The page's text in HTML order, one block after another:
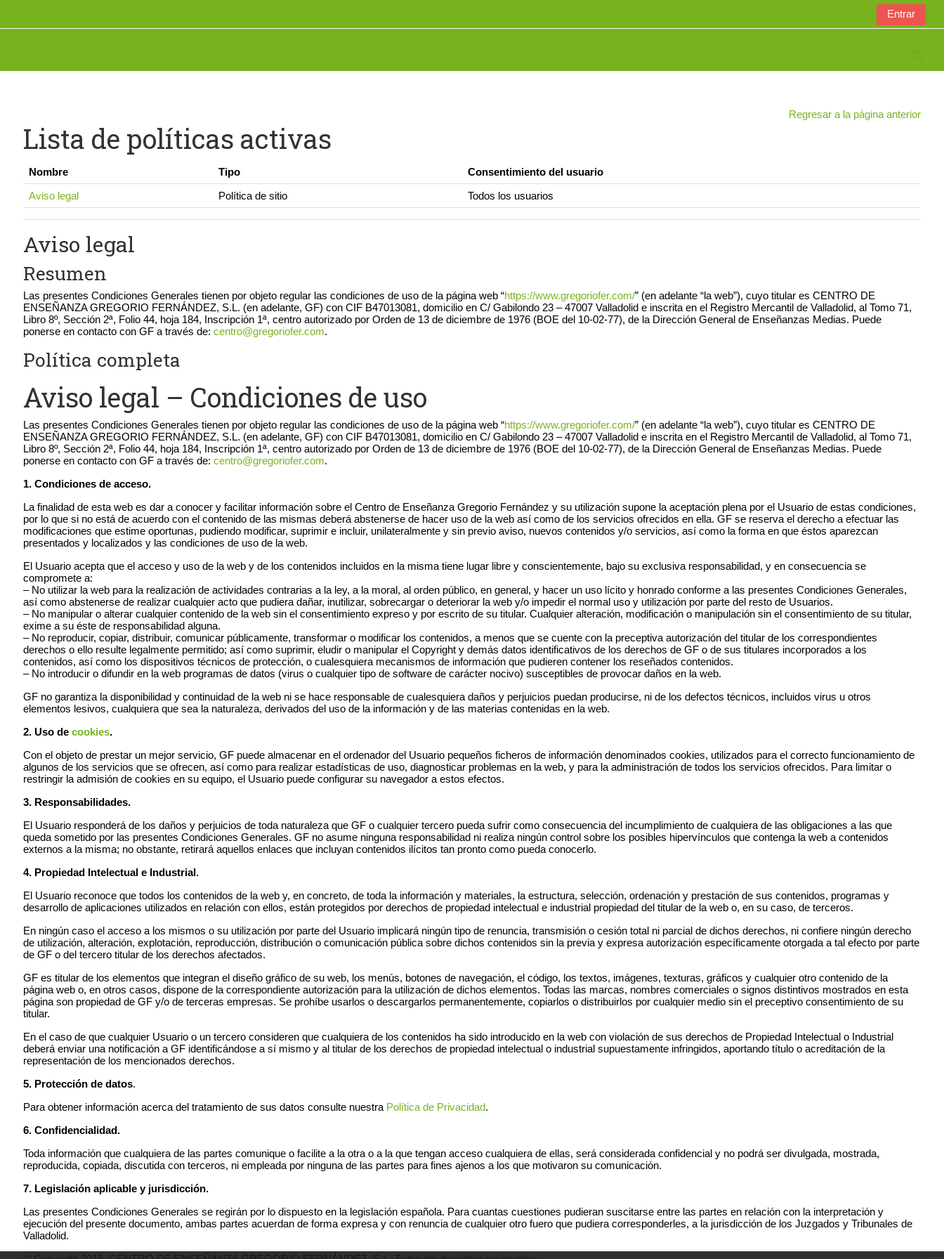
Entrar
Regresar a la página anterior
Lista de políticas activas
Nombre Tipo
Consentimiento del usuario
Aviso legal
Política de sitio Todos los usuarios
Aviso legal
Resumen
Las presentes Condiciones Generales tienen por objeto regular las condiciones de uso de la página web “https://www.gregoriofer.com/” (en adelante “la web”), cuyo titular es CENTRO DE
ENSEÑANZA GREGORIO FERNÁNDEZ, S.L. (en adelante, GF) con CIF B47013081, domicilio en C/ Gabilondo 23 – 47007 Valladolid e inscrita en el Registro Mercantil de Valladolid, al Tomo 71,
Libro 8º, Sección 2ª, Folio 44, hoja 184, Inscripción 1ª, centro autorizado por Orden de 13 de diciembre de 1976 (BOE del 10-02-77), de la Dirección General de Enseñanzas Medias. Puede
ponerse en contacto con GF a través de:centro@gregoriofer.com.
Política completa
Aviso legal – Condiciones de uso
Las presentes Condiciones Generales tienen por objeto regular las condiciones de uso de la página web “https://www.gregoriofer.com/” (en adelante “la web”), cuyo titular es CENTRO DE
ENSEÑANZA GREGORIO FERNÁNDEZ, S.L. (en adelante, GF) con CIF B47013081, domicilio en C/ Gabilondo 23 – 47007 Valladolid e inscrita en el Registro Mercantil de Valladolid, al Tomo 71,
Libro 8º, Sección 2ª, Folio 44, hoja 184, Inscripción 1ª, centro autorizado por Orden de 13 de diciembre de 1976 (BOE del 10-02-77), de la Dirección General de Enseñanzas Medias. Puede
ponerse en contacto con GF a través de:centro@gregoriofer.com.
1. Condiciones de acceso.
La finalidad de esta web es dar a conocer y facilitar información sobre el Centro de Enseñanza Gregorio Fernández y su utilización supone la aceptación plena por el Usuario de estas condiciones,
por lo que si no está de acuerdo con el contenido de las mismas deberá abstenerse de hacer uso de la web así como de los servicios ofrecidos en ella. GF se reserva el derecho a efectuar las
modificaciones que estime oportunas, pudiendo modificar, suprimir e incluir, unilateralmente y sin previo aviso, nuevos contenidos y/o servicios, así como la forma en que éstos aparezcan
presentados y localizados y las condiciones de uso de la web.
El Usuario acepta que el acceso y uso de la web y de los contenidos incluidos en la misma tiene lugar libre y conscientemente, bajo su exclusiva responsabilidad, y en consecuencia se
compromete a:
– No utilizar la web para la realización de actividades contrarias a la ley, a la moral, al orden público, en general, y hacer un uso lícito y honrado conforme a las presentes Condiciones Generales,
así como abstenerse de realizar cualquier acto que pudiera dañar, inutilizar, sobrecargar o deteriorar la web y/o impedir el normal uso y utilización por parte del resto de Usuarios.
– No manipular o alterar cualquier contenido de la web sin el consentimiento expreso y por escrito de su titular. Cualquier alteración, modificación o manipulación sin el consentimiento de su titular,
exime a su éste de responsabilidad alguna.
– No reproducir, copiar, distribuir, comunicar públicamente, transformar o modificar los contenidos, a menos que se cuente con la preceptiva autorización del titular de los correspondientes
derechos o ello resulte legalmente permitido; así como suprimir, eludir o manipular el Copyright y demás datos identificativos de los derechos de GF o de sus titulares incorporados a los
contenidos, así como los dispositivos técnicos de protección, o cualesquiera mecanismos de información que pudieren contener los reseñados contenidos.
– No introducir o difundir en la web programas de datos (virus o cualquier tipo de software de carácter nocivo) susceptibles de provocar daños en la web.
GF no garantiza la disponibilidad y continuidad de la web ni se hace responsable de cualesquiera daños y perjuicios puedan producirse, ni de los defectos técnicos, incluidos virus u otros
elementos lesivos, cualquiera que sea la naturaleza, derivados del uso de la información y de las materias contenidas en la web.
2. Uso decookies.
Con el objeto de prestar un mejor servicio, GF puede almacenar en el ordenador del Usuario pequeños ficheros de información denominados cookies, utilizados para el correcto funcionamiento de
algunos de los servicios que se ofrecen, así como para realizar estadísticas de uso, diagnosticar problemas en la web, y para la administración de todos los servicios ofrecidos. Para limitar o
restringir la admisión de cookies en su equipo, el Usuario puede configurar su navegador a estos efectos.
3. Responsabilidades.
El Usuario responderá de los daños y perjuicios de toda naturaleza que GF o cualquier tercero pueda sufrir como consecuencia del incumplimiento de cualquiera de las obligaciones a las que
queda sometido por las presentes Condiciones Generales. GF no asume ninguna responsabilidad ni realiza ningún control sobre los posibles hipervínculos que contenga la web a contenidos
externos a la misma; no obstante, retirará aquellos enlaces que incluyan contenidos ilícitos tan pronto como pueda conocerlo.
4. Propiedad Intelectual e Industrial.
El Usuario reconoce que todos los contenidos de la web y, en concreto, de toda la información y materiales, la estructura, selección, ordenación y prestación de sus contenidos, programas y
desarrollo de aplicaciones utilizados en relación con ellos, están protegidos por derechos de propiedad intelectual e industrial propiedad del titular de la web o, en su caso, de terceros.
En ningún caso el acceso a los mismos o su utilización por parte del Usuario implicará ningún tipo de renuncia, transmisión o cesión total ni parcial de dichos derechos, ni confiere ningún derecho
de utilización, alteración, explotación, reproducción, distribución o comunicación pública sobre dichos contenidos sin la previa y expresa autorización específicamente otorgada a tal efecto por parte
de GF o del tercero titular de los derechos afectados.
GF es titular de los elementos que integran el diseño gráfico de su web, los menús, botones de navegación, el código, los textos, imágenes, texturas, gráficos y cualquier otro contenido de la
página web o, en otros casos, dispone de la correspondiente autorización para la utilización de dichos elementos. Todas las marcas, nombres comerciales o signos distintivos mostrados en esta
página son propiedad de GF y/o de terceras empresas. Se prohíbe usarlos o descargarlos permanentemente, copiarlos o distribuirlos por cualquier medio sin el preceptivo consentimiento de su
titular.
En el caso de que cualquier Usuario o un tercero consideren que cualquiera de los contenidos ha sido introducido en la web con violación de sus derechos de Propiedad Intelectual o Industrial
deberá enviar una notificación a GF identificándose a sí mismo y al titular de los derechos de propiedad intelectual o industrial supuestamente infringidos, aportando título o acreditación de la
representación de los mencionados derechos.
5. Protección de datos.
Para obtener información acerca del tratamiento de sus datos consulte nuestra Política de Privacidad.
6. Confidencialidad.
Toda información que cualquiera de las partes comunique o facilite a la otra o a la que tengan acceso cualquiera de ellas, será considerada confidencial y no podrá ser divulgada, mostrada,
reproducida, copiada, discutida con terceros, ni empleada por ninguna de las partes para fines ajenos a los que motivaron su comunicación.
7. Legislación aplicable y jurisdicción.
Las presentes Condiciones Generales se regirán por lo dispuesto en la legislación española. Para cuantas cuestiones pudieran suscitarse entre las partes en relación con la interpretación y
ejecución del presente documento, ambas partes acuerdan de forma expresa y con renuncia de cualquier otro fuero que pudiera corresponderles, a la jurisdicción de los Juzgados y Tribunales de
Valladolid.